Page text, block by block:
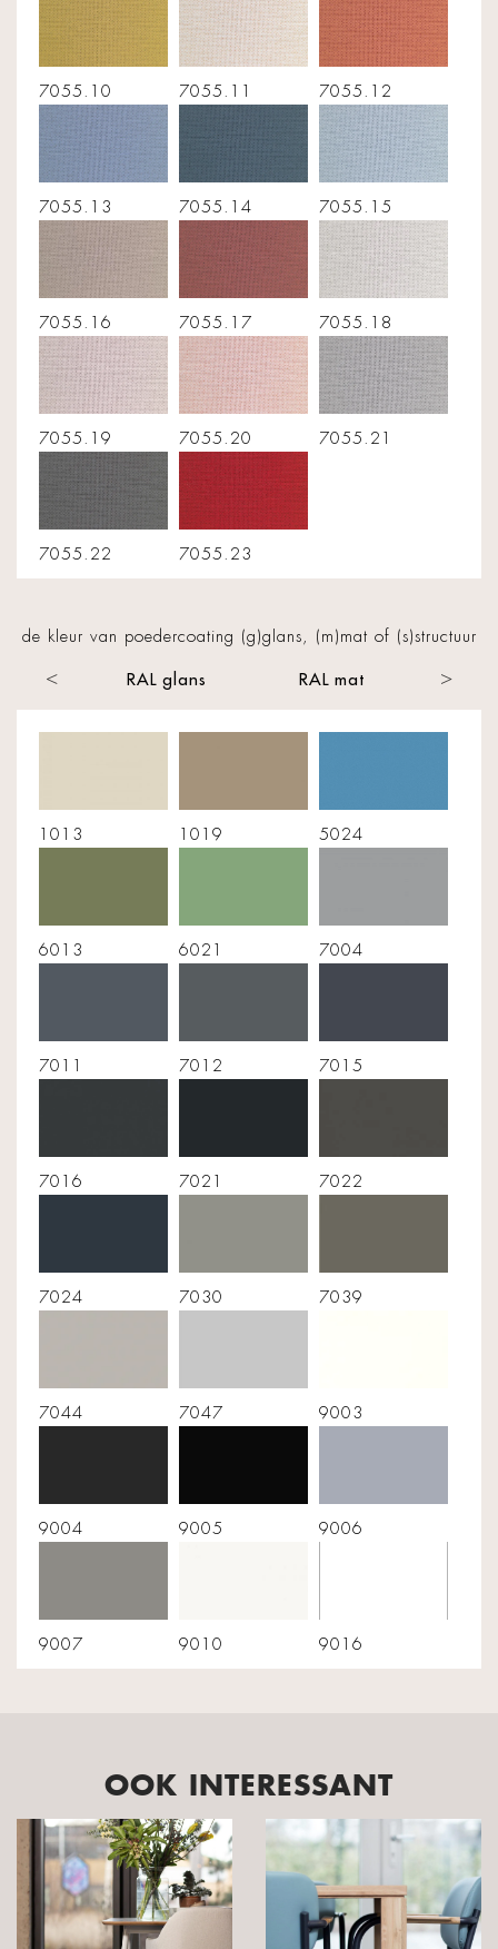
7055.10 7055.11 7055.12
7055.13 7055.14 7055.15
7055.16 7055.17 7055.18
7055.19 7055.20 7055.21
7055.22 7055.23
de kleur van poedercoating (g)glans, (m)mat of (s)structuur
RAL glans RAL mat RAL
1013 1019 5024
6013 6021 7004
7011 7012 7015
7016 7021 7022
7024 7030 7039
7044 7047 9003
9004 9005 9006
9007 9010 9016
OOK INTERESSANT